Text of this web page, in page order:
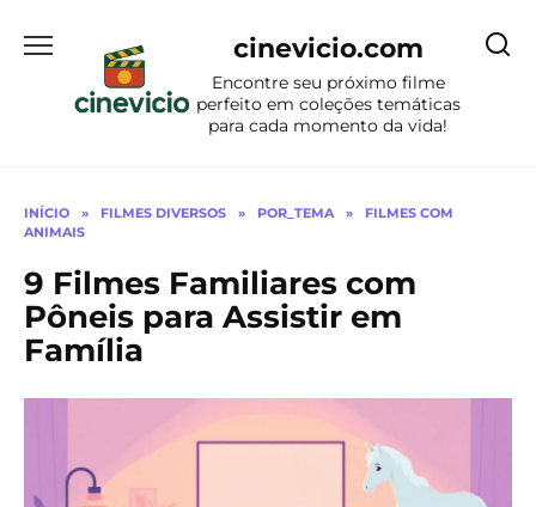
para
conteúdo
cinevicio.com
Encontre seu próximo filme
perfeito em coleções temáticas
para cada momento da vida!
INÍCIO » FILMES DIVERSOS » POR_TEMA »
FILMES COM
ANIMAIS
9 Filmes Familiares com
Pôneis para Assistir em
Família